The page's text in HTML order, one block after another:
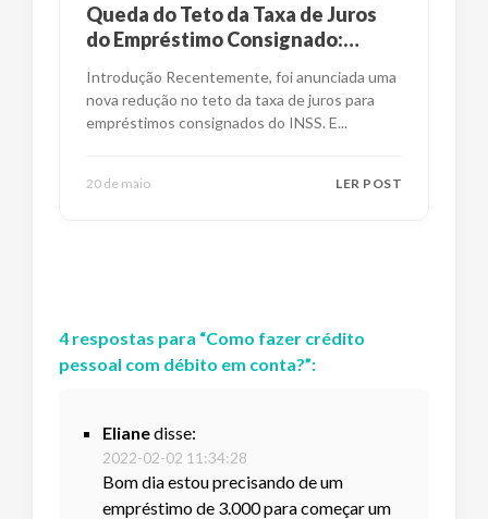
Queda do Teto da Taxa de Juros
do Empréstimo Consignado:
Introdução Recentemente, foi anunciada uma
nova redução no teto da taxa de juros para
empréstimos consignados do INSS. E...
20 de maio LER POST
4 respostas para “Como fazer crédito
pessoal com débito em conta?”:
Elianedisse:
2022-02-02 11:34:28
Bom dia estou precisando de um
empréstimo de 3.000 para começar um